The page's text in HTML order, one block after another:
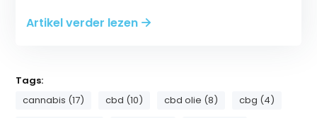
Artikel verder lezen
Tags:
cannabis (17)
cbd (10) cbd olie (8)
cbg (4)